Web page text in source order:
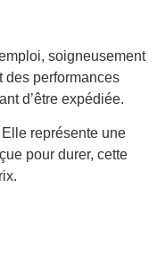
soigneusement
des performances
d’être expédiée.
représente une
pour durer, cette